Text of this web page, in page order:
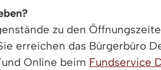
zu den
erreichen das Bürgerbüro
Online beim Fundservice